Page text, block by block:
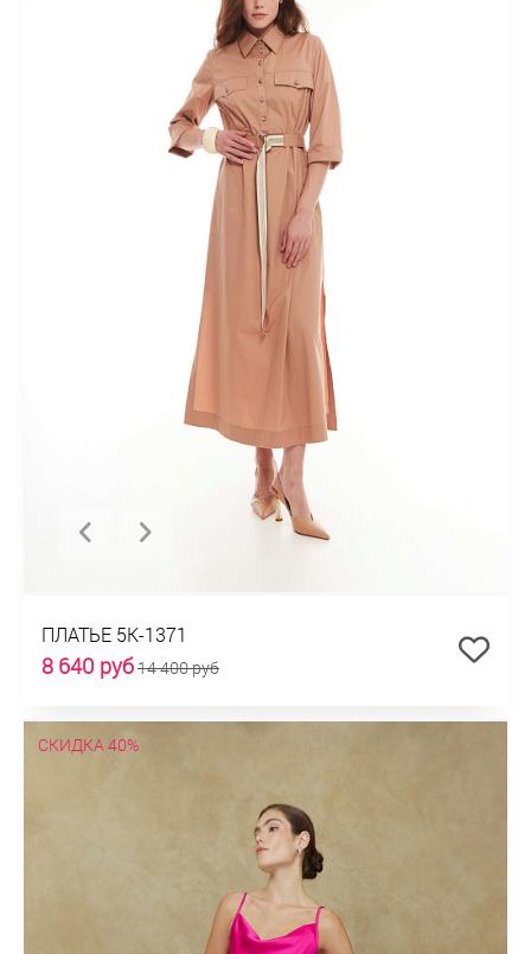
ПЛАТЬЕ 5К-1371
8 640 руб14 400 руб
СКИДКА 40%